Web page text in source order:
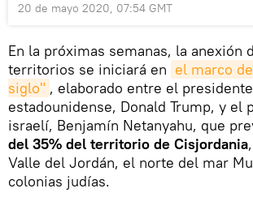
20 de mayo 2020, 07:54 GMT
En la próximas semanas, la anexión
territorios se iniciará en el marco
siglo" , elaborado entre el presidente
estadounidense, Donald Trump, y el
israelí, Benjamín Netanyahu, que
del 35% del territorio de Cisjordania
Valle del Jordán, el norte del mar
colonias judías.